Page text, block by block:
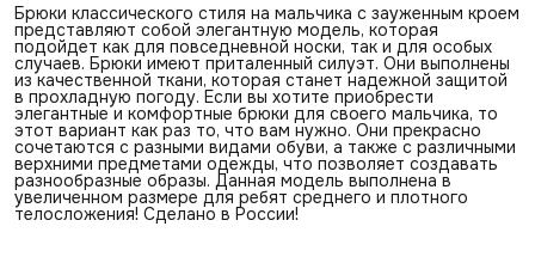
Брюки классического стиля на мальчика c зауженным кроем
представляют собой элегантную модель, которая
подойдет как для повседневной носки, так и для особых
случаев. Брюки имеют приталенный силуэт. Они выполнены
из качественной ткани, которая станет надежной защитой
в прохладную погоду. Если вы хотите приобрести
элегантные и комфортные брюки для своего мальчика, то
этот вариант как раз то, что вам нужно. Они прекрасно
сочетаются с разными видами обуви, а также с различными
верхними предметами одежды, что позволяет создавать
разнообразные образы. Данная модель выполнена в
увеличенном размере для ребят среднего и плотного
телосложения! Сделано в России!